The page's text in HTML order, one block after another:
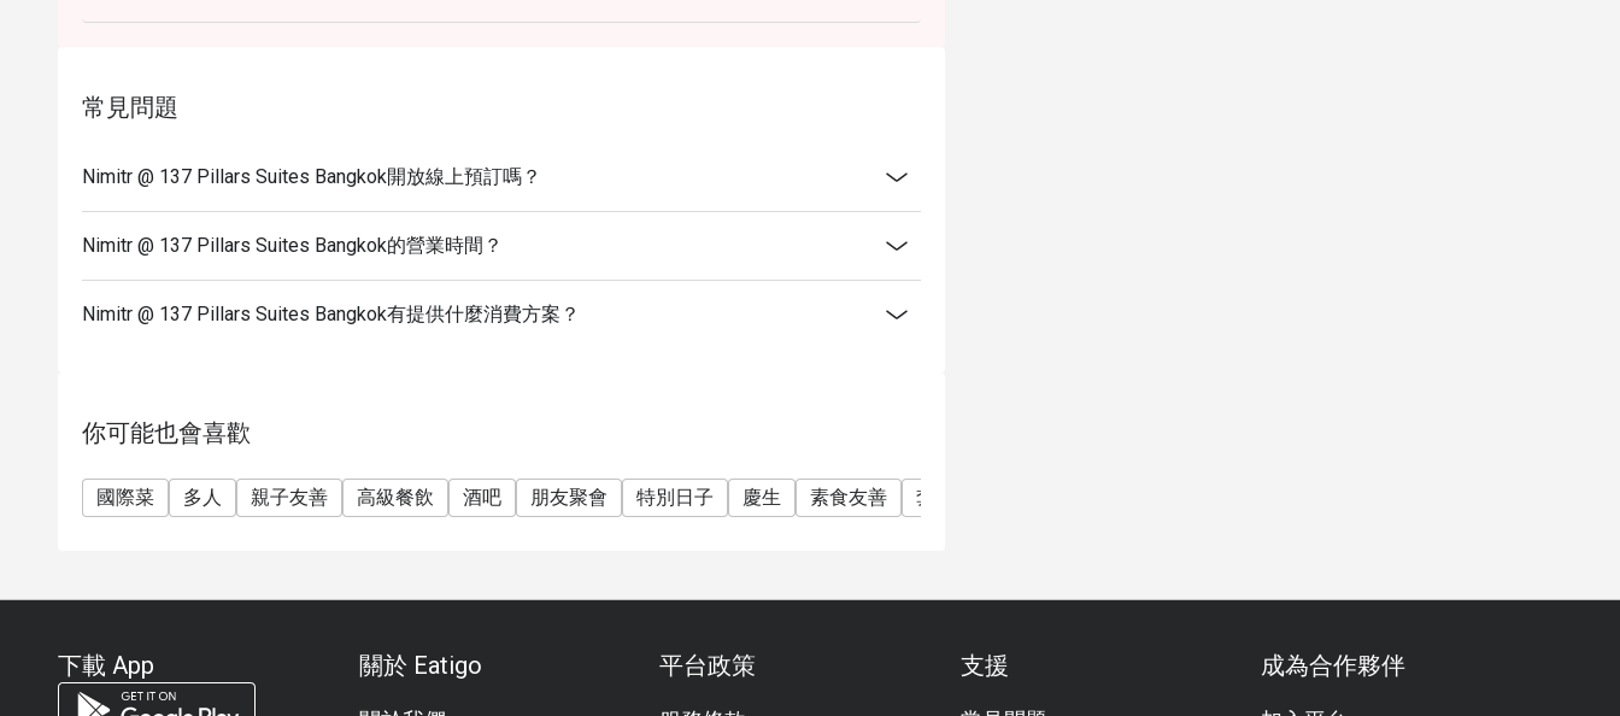
常見問題
Nimitr @ 137 Pillars Suites Bangkok開放線上預訂嗎？
Nimitr @ 137 Pillars Suites Bangkok的營業時間？
Nimitr @ 137 Pillars Suites Bangkok有提供什麼消費方案？
你可能也會喜歡
國際菜 多人 親子友善 高級餐飲 酒吧 朋友聚會 特別日子 慶生 素食友善 套餐
下載 App 關於 Eatigo 平台政策 支援 成為合作夥伴